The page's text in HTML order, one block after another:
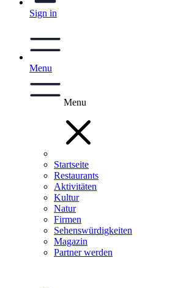
Sign in
Menu
Menu
Startseite
Restaurants
Aktivitäten
Kultur
Natur
Firmen
Sehenswürdigkeiten
Magazin
Partner werden